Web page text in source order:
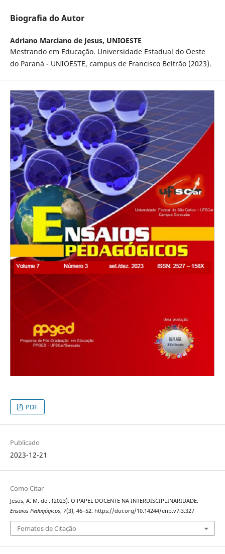
Biografia do Autor
Adriano Marciano de Jesus, UNIOESTE
Mestrando em Educação. Universidade Estadual do Oeste
do Paraná - UNIOESTE, campus de Francisco Beltrão (2023).
PDF
Publicado
2023-12-21
Como Citar
Jesus, A. M. de . (2023). O PAPEL DOCENTE NA INTERDISCIPLINARIDADE.
Ensaios Pedagógicos, 7(3), 46–52. https://doi.org/10.14244/enp.v7i3.327
Fomatos de Citação